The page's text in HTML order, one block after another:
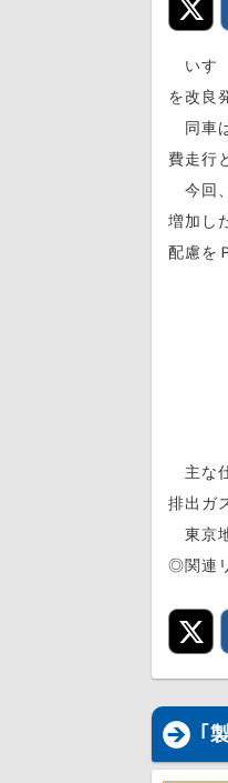
いす
を改良
同車
費走行
今回
増加し
配慮を
主な
排出ガ
東京
◎関連
｢